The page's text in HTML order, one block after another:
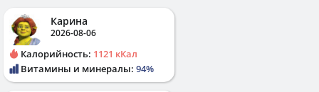
Карина
2026-08-06
Калорийность: 1121 кКал
Витамины и минералы: 94%